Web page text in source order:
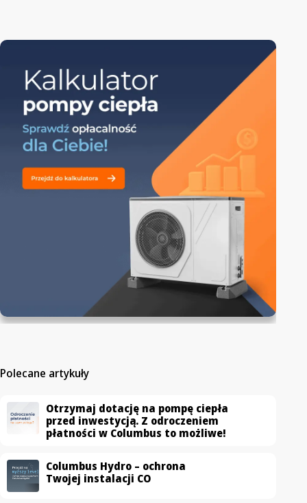
Polecane artykuły
Otrzymaj dotację na pompę ciepła
przed inwestycją. Z odroczeniem
płatności w Columbus to możliwe!
Columbus Hydro – ochrona
Twojej instalacji CO